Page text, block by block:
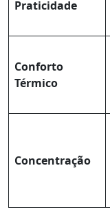
Praticidade
Conforto
Térmico
Concentração